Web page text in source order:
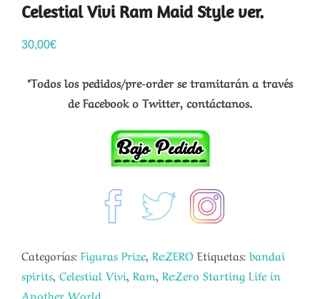
Celestial Vivi Ram Maid Style ver.
30,00€
*Todos los pedidos/pre-order se tramitarán a través
de Facebook o Twitter, contáctanos.
Categorías: Figuras Prize, Re:ZERO Etiquetas: bandai
spirits, Celestial Vivi, Ram, Re:Zero Starting Life in
Another World